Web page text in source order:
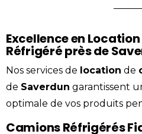
Excellence en
Réfrigéré près de
Nos services de location de
de Saverdun garantissent
optimale de vos produits
Camions Réfrigérés